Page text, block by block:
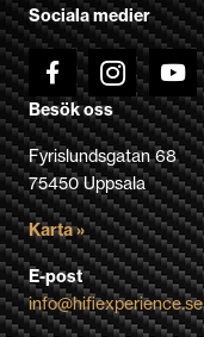
Sociala medier
Besök oss
Fyrislundsgatan 68
75450 Uppsala
Karta »
E-post
info@hifiexperience.se